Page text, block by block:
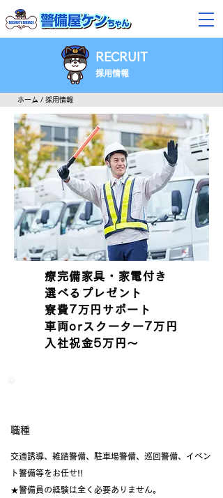
RECRUIT
​採用情報
​ホーム / 採用情報
療完備家具・家電付き
選べるプレゼント
寮費7万円サポート
車両orスクーター7万円
入社祝金5万円〜
​職種
交通誘導、雑踏警備、駐車場警備、巡回警備、イベン
ト警備等をお任せ!!
★警備員の経験は全く必要ありません。